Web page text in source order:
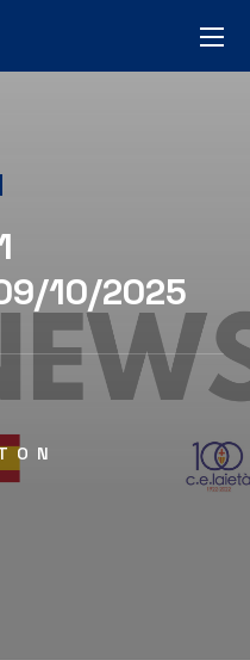
10/2025